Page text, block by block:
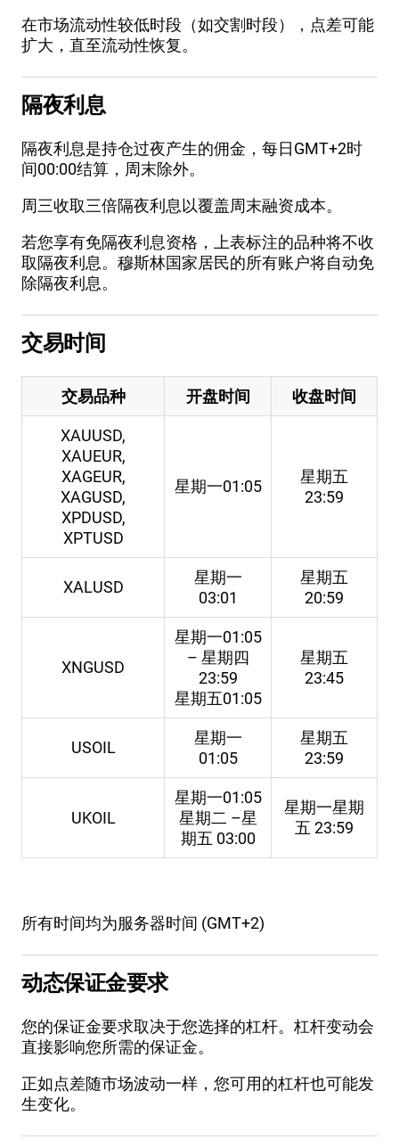
在市场流动性较低时段（如交割时段），点差可能
扩大，直至流动性恢复。
隔夜利息
隔夜利息是持仓过夜产生的佣金，每日GMT+2时
间00:00结算，周末除外。
周三收取三倍隔夜利息以覆盖周末融资成本。
若您享有免隔夜利息资格，上表标注的品种将不收
取隔夜利息。穆斯林国家居民的所有账户将自动免
除隔夜利息。
交易时间
交易品种 开盘时间 收盘时间
XAUUSD,
XAUEUR,
XAGEUR,
XAGUSD,
XPDUSD,
XPTUSD
星期一01:05
星期五
23:59
XALUSD
星期一
03:01
星期五
20:59
XNGUSD
星期一01:05
– 星期四
23:59
星期五01:05
星期五
23:45
USOIL
星期一
01:05
星期五
23:59
UKOIL
星期一01:05
星期二 –星
期五 03:00
星期一星期
五 23:59
所有时间均为服务器时间 (GMT+2)
动态保证金要求
您的保证金要求取决于您选择的杠杆。杠杆变动会
直接影响您所需的保证金。
正如点差随市场波动一样，您可用的杠杆也可能发
生变化。